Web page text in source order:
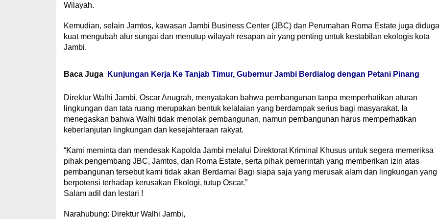
Wilayah.
Kemudian, selain Jamtos, kawasan Jambi Business Center (JBC) dan Perumahan Roma Estate juga diduga
kuat mengubah alur sungai dan menutup wilayah resapan air yang penting untuk kestabilan ekologis kota
Jambi.
Baca Juga Kunjungan Kerja Ke Tanjab Timur, Gubernur Jambi Berdialog dengan Petani Pinang
Direktur Walhi Jambi, Oscar Anugrah, menyatakan bahwa pembangunan tanpa memperhatikan aturan
lingkungan dan tata ruang merupakan bentuk kelalaian yang berdampak serius bagi masyarakat. Ia
menegaskan bahwa Walhi tidak menolak pembangunan, namun pembangunan harus memperhatikan
keberlanjutan lingkungan dan kesejahteraan rakyat.
“Kami meminta dan mendesak Kapolda Jambi melalui Direktorat Kriminal Khusus untuk segera memeriksa
pihak pengembang JBC, Jamtos, dan Roma Estate, serta pihak pemerintah yang memberikan izin atas
pembangunan tersebut kami tidak akan Berdamai Bagi siapa saja yang merusak alam dan lingkungan yang
berpotensi terhadap kerusakan Ekologi, tutup Oscar.”
Salam adil dan lestari !
Narahubung: Direktur Walhi Jambi,